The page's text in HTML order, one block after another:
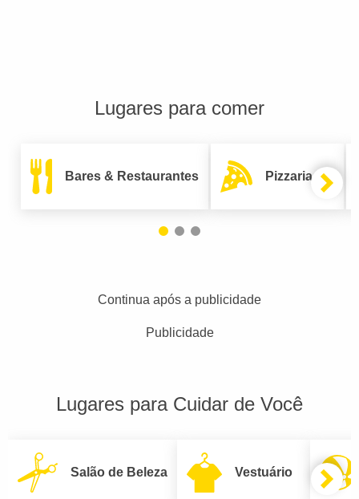
Lugares para comer
Bares & Restaurantes Pizzarias
Continua após a publicidade
Publicidade
Lugares para Cuidar de Você
Salão de Beleza Vestuário